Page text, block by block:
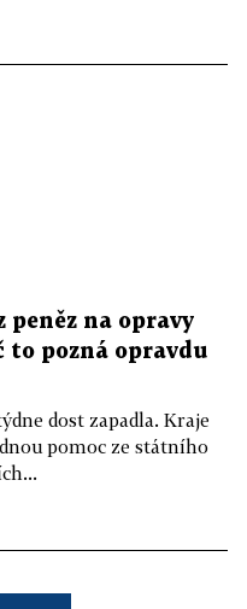
peněz na opravy
pozná opravdu
dost zapadla. Kraje
pomoc ze státního